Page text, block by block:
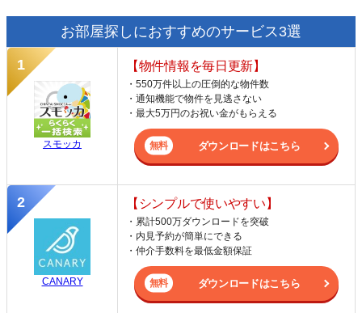
お部屋探しにおすすめのサービス3選
スモッカ
【物件情報を毎日更新】
・550万件以上の圧倒的な物件数
・通知機能で物件を見逃さない
・最大5万円のお祝い金がもらえる
ダウンロードはこちら
CANARY
【シンプルで使いやすい】
・累計500万ダウンロードを突破
・内見予約が簡単にできる
・仲介手数料を最低金額保証
ダウンロードはこちら